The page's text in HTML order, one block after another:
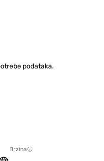
podataka.
Brzina